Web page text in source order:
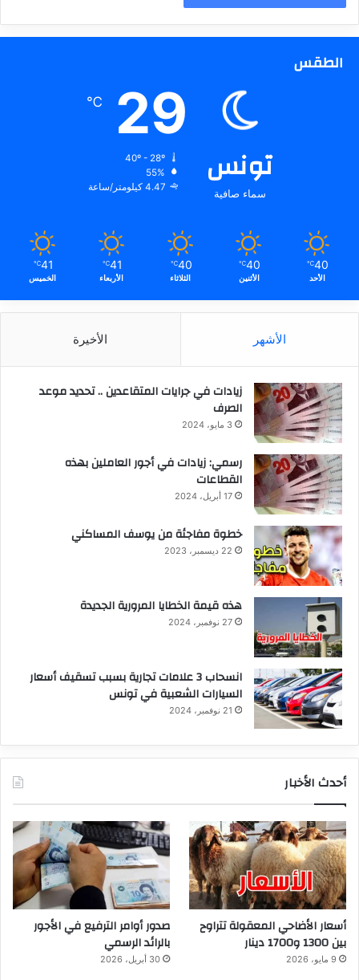
الطقس
تونس
سماء صافية
29
℃
55%
4.47 كيلومتر/ساعة
40
℃
الأحد
40
℃
الأثنين
40
℃
الثلاثاء
41
℃
الأربعاء
41
℃
الخميس
الأشهر الأخيرة
زيادات في جرايات المتقاعدين .. تحديد موعد
الصرف
3 مايو، 2024
رسمي: زيادات في أجور العاملين بهذه
القطاعات
17 أبريل، 2024
خطوة مفاجئة من يوسف المساكني
22 ديسمبر، 2023
هذه قيمة الخطايا المرورية الجديدة
27 نوفمبر، 2024
انسحاب 3 علامات تجارية بسبب تسقيف أسعار
السيارات الشعبية في تونس
21 نوفمبر، 2024
أحدث الأخبار
أسعار الأضاحي المعقولة تتراوح
بين 1300 و1700 دينار
9 مايو، 2026
صدور أوامر الترفيع في الأجور
بالرائد الرسمي
30 أبريل، 2026